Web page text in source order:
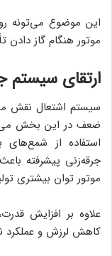
این موضوع می‌تونه
موتور هنگام گاز
ارتقای سیستم
سیستم اشتعال نقش
ضعف در این بخش
استفاده از شمع‌های
جرقه‌زنی پیشرفته
موتور توان بیشتری
علاوه بر افزایش
کاهش لرزش و عملکرد